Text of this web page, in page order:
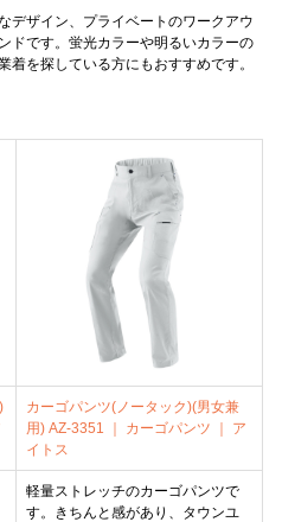
デザイン、プライベートのワークアウ
ドです。蛍光カラーや明るいカラーの
を探している方にもおすすめです。
カーゴパンツ(ノータック)(男女兼
用) AZ-3351 ｜ カーゴパンツ ｜ ア
イトス
軽量ストレッチのカーゴパンツで
す。きちんと感があり、タウンユ